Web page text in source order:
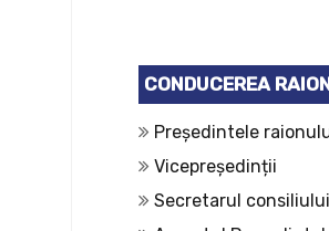
CONDUCEREA
Președintele
Vicepreședinții
Secretarul consiliului